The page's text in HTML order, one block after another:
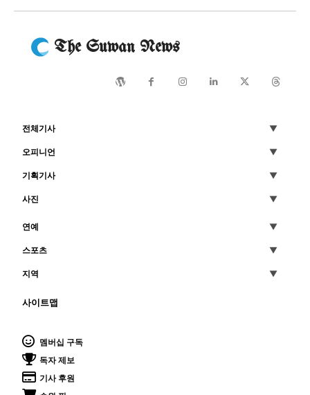
The Suwan News
전체기사
오피니언
기획기사
사진
연예
스포츠
지역
사이트맵
멤버십 구독
독자 제보
기사 후원